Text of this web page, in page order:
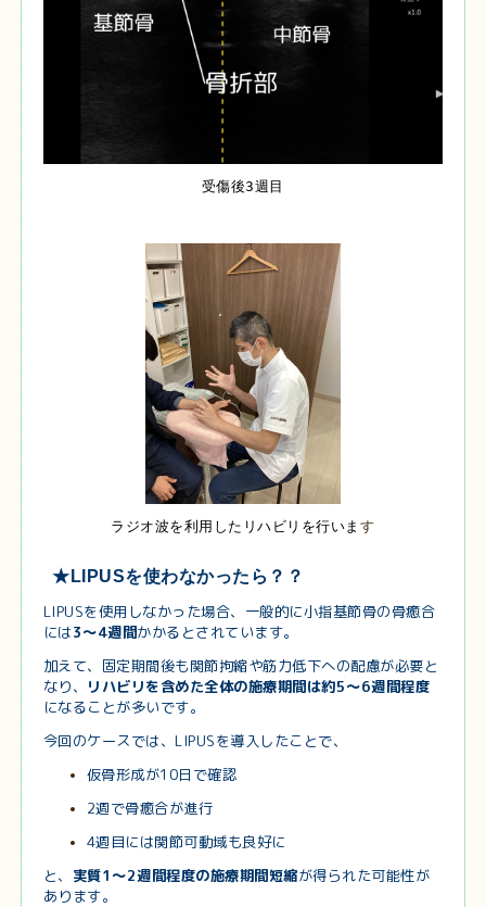
受傷後3週目
ラジオ波を利用したリハビリを行いま す
★LIPUSを使わなかったら？？
LIPUSを使用しなかった場合、一般的に小指基節骨の骨癒合
には3〜4週間かかるとされています。
加えて、固定期間後も関節拘縮や筋力低下への配慮が必要と
なり、 リハビリを含めた全体の施療期間は約5〜6週間程度
になることが多いです。
今回のケースでは、LIPUSを導入したことで、
仮骨形成が10日で確認
2週で骨癒合が進行
4週目には関節可動域も良好に
と、 実質1〜2週間程度の施療期間短縮が得られた可能性が
あります。